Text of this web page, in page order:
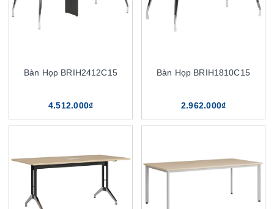
Bàn Họp BRIH2412C15
4.512.000₫
Bàn Họp BRIH1810C15
2.962.000₫